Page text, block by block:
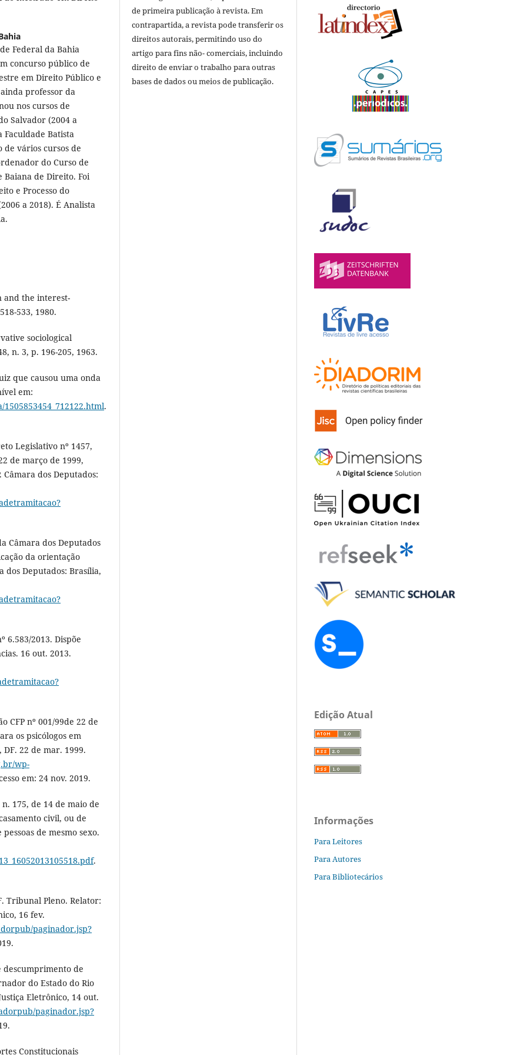
Federal da Bahia
concurso público de
em Direito Público e
professor da
nos cursos de
Salvador (2004 a
Faculdade Batista
de vários cursos de
do Curso de
Baiana de Direito. Foi
e Processo do
a 2018). É Analista
and the interest-
533, 1980.
sociological
n. 3, p. 196-205, 1963.
que causou uma onda
em:
.
Legislativo nº 1457,
de março de 1999,
Câmara dos Deputados:
Câmara dos Deputados
da orientação
dos Deputados: Brasília,
6.583/2013. Dispõe
16 out. 2013.
CFP nº 001/99de 22 de
os psicólogos em
22 de mar. 1999.
wp-
em: 24 nov. 2019.
175, de 14 de maio de
civil, ou de
de mesmo sexo.
.
Tribunal Pleno. Relator:
16 fev.
paginador.jsp?
descumprimento de
do Estado do Rio
Eletrônico, 14 out.
paginador.jsp?
Constitucionais
de primeira publicação à revista. Em
contrapartida, a revista pode transferir os
direitos autorais, permitindo uso do
artigo para fins não- comerciais, incluindo
direito de enviar o trabalho para outras
bases de dados ou meios de publicação.
Edição Atual
Informações
Para Leitores
Para Autores
Para Bibliotecários